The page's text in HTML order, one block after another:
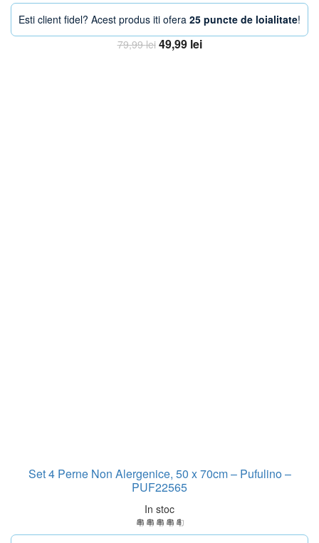
Esti client fidel? Acest produs iti ofera 25 puncte de loialitate!
79,99lei Prețul
49,99 leiPrețul
Set 4 Perne Non Alergenice, 50 x 70cm – Pufulino –
PUF22565
In stoc